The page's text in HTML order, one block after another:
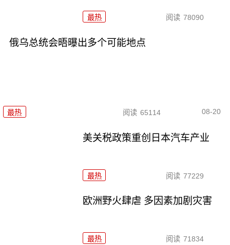
最热 阅读 78090
俄乌总统会晤曝出多个可能地点
最热 阅读 65114 08-20
美关税政策重创日本汽车产业
最热 阅读 77229
欧洲野火肆虐 多因素加剧灾害
最热 阅读 71834